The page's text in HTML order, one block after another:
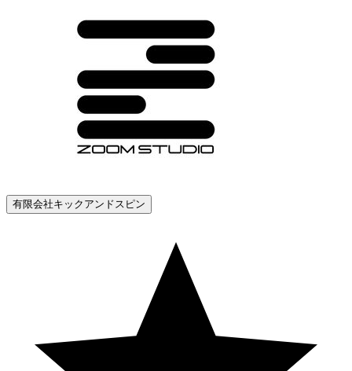
有限会社キックアンドスピン